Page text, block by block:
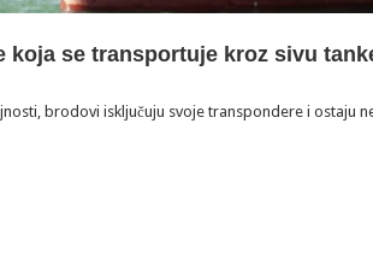
koja se transportuje kroz sivu
brodovi isključuju svoje transpondere i ostaju